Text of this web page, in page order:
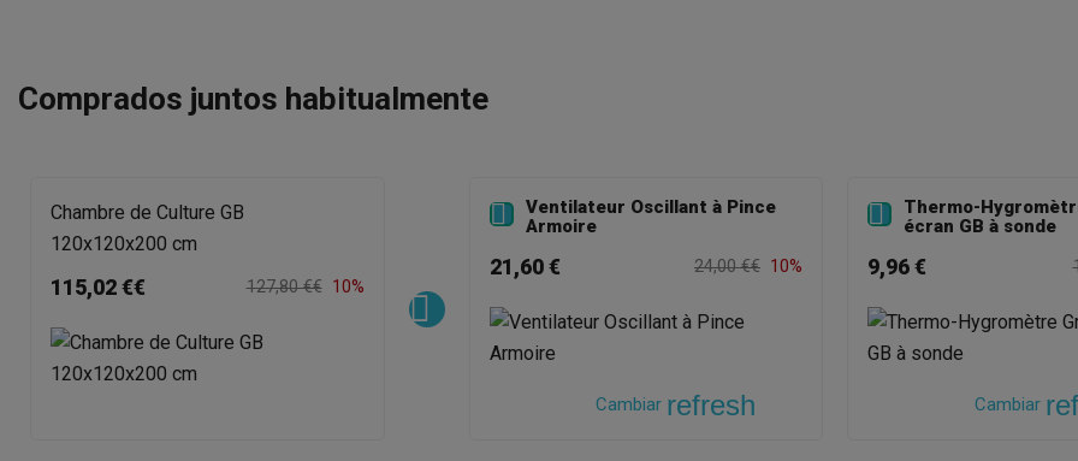
Comprados juntos habitualmente
Chambre de Culture GB
120x120x200 cm
115,02 €€ 127,80 €€ 10%

Ventilateur Oscillant à Pince
Armoire
21,60 € 24,00 €€ 10%
Cambiar refresh

Thermo-
écran GB à sonde
9,96 €
Cambiar